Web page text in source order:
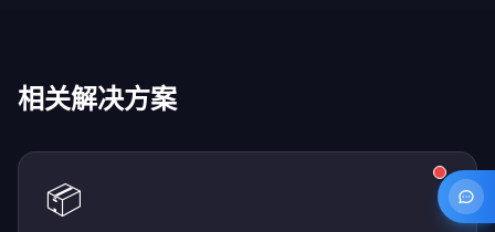
相关解决方案
📦